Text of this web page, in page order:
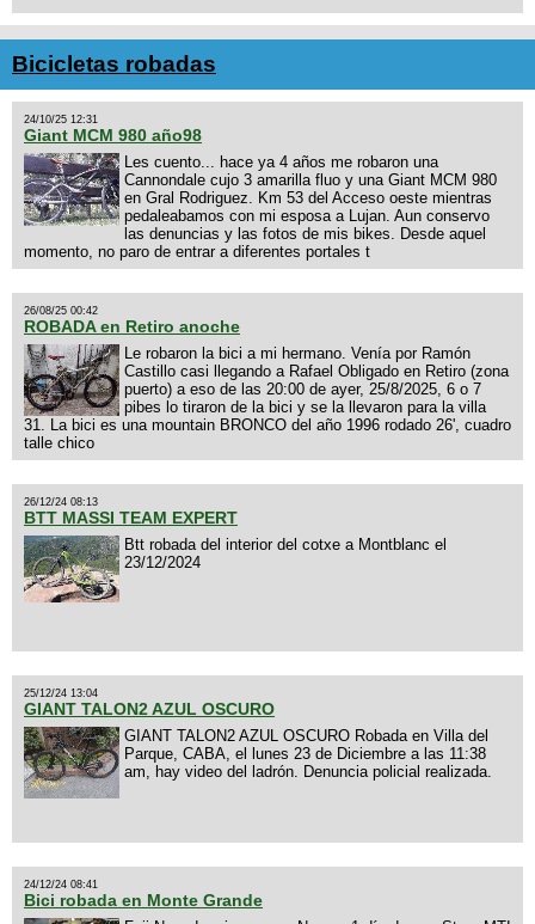
Bicicletas robadas
24/10/25 12:31
Giant MCM 980 año98
Les cuento... hace ya 4 años me robaron una
Cannondale cujo 3 amarilla fluo y una Giant MCM 980
en Gral Rodriguez. Km 53 del Acceso oeste mientras
pedaleabamos con mi esposa a Lujan. Aun conservo
las denuncias y las fotos de mis bikes. Desde aquel
momento, no paro de entrar a diferentes portales t
26/08/25 00:42
ROBADA en Retiro anoche
Le robaron la bici a mi hermano. Venía por Ramón
Castillo casi llegando a Rafael Obligado en Retiro (zona
puerto) a eso de las 20:00 de ayer, 25/8/2025, 6 o 7
pibes lo tiraron de la bici y se la llevaron para la villa
31. La bici es una mountain BRONCO del año 1996 rodado 26', cuadro
talle chico
26/12/24 08:13
BTT MASSI TEAM EXPERT
Btt robada del interior del cotxe a Montblanc el
23/12/2024
25/12/24 13:04
GIANT TALON2 AZUL OSCURO
GIANT TALON2 AZUL OSCURO Robada en Villa del
Parque, CABA, el lunes 23 de Diciembre a las 11:38
am, hay video del ladrón. Denuncia policial realizada.
24/12/24 08:41
Bici robada en Monte Grande